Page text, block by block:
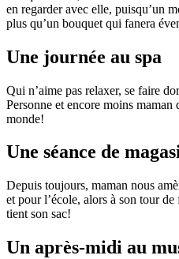
en regarder avec elle, puisqu’un
plus qu’un bouquet qui fanera
Une journée au spa
Qui n’aime pas relaxer, se faire
Personne et encore moins
monde!
Une séance de
Depuis toujours, maman nous
et pour l’école, alors à son tour
tient son sac!
Un après-midi au